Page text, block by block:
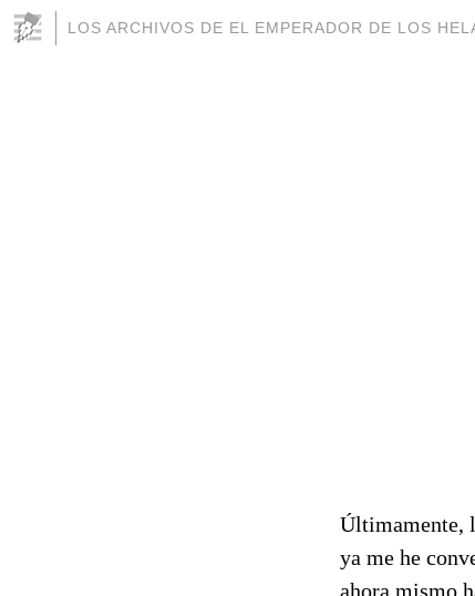
LOS ARCHIVOS DE EL EMPERADOR DE LOS
Últimamente,
ya me he
ahora mismo